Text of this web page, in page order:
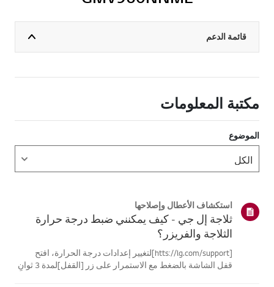
قائمة الدعم
مكتبة المعلومات
الموضوع
استكشاف الأعطال وإصلاحها
ثلاجة إل جي - كيف يمكنني ضبط درجة حرارة
الثلاجة والفريزر؟
[htts://lg.com/support]لتغيير إعدادات درجة الحرارة، افتح
قفل الشاشة بالضغط مع الاستمرار على زر [القفل]لمدة 3 ثوانٍ